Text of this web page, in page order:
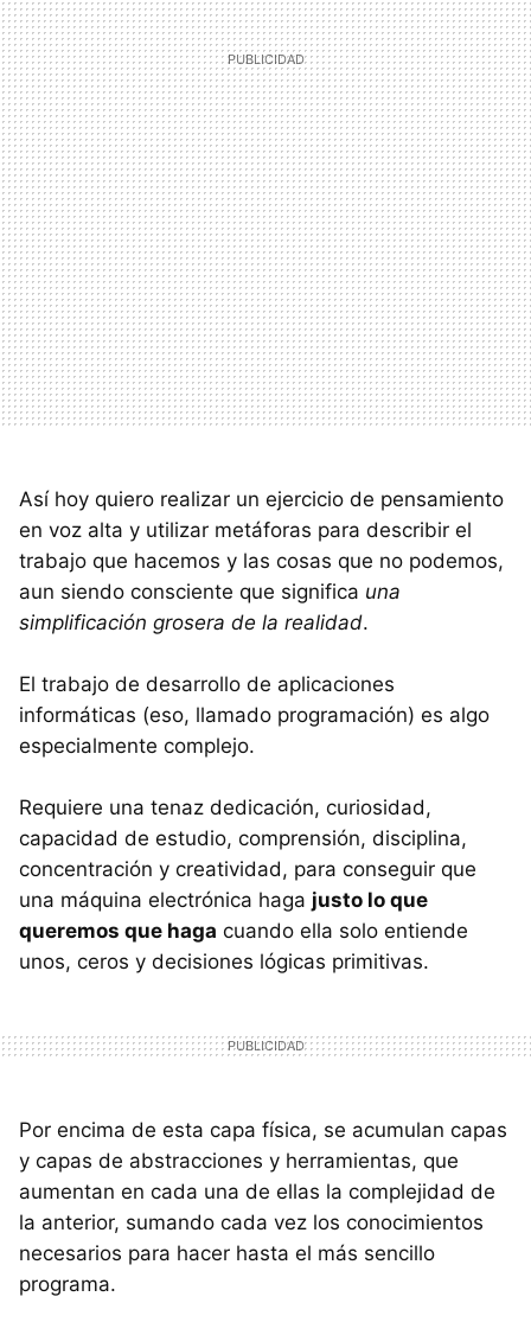
Así hoy quiero realizar un ejercicio de pensamiento
en voz alta y utilizar metáforas para describir el
trabajo que hacemos y las cosas que no podemos,
aun siendo consciente que significa una
simplificación grosera de la realidad.
El trabajo de desarrollo de aplicaciones
informáticas (eso, llamado programación) es algo
especialmente complejo.
Requiere una tenaz dedicación, curiosidad,
capacidad de estudio, comprensión, disciplina,
concentración y creatividad, para conseguir que
una máquina electrónica haga justo lo que
queremos que haga cuando ella solo entiende
unos, ceros y decisiones lógicas primitivas.
Por encima de esta capa física, se acumulan capas
y capas de abstracciones y herramientas, que
aumentan en cada una de ellas la complejidad de
la anterior, sumando cada vez los conocimientos
necesarios para hacer hasta el más sencillo
programa.